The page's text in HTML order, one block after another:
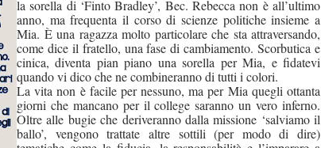
la sorella di ‘Finto Bradley’, Bec. Rebecca non è all’ultimo
anno, ma frequenta il corso di scienze politiche insieme a
Mia. È una ragazza molto particolare che sta attraversando,
come dice il fratello, una fase di cambiamento. Scorbutica e
cinica, diventa pian piano una sorella per Mia, e fidatevi
quando vi dico che ne combineranno di tutti i colori.
La vita non è facile per nessuno, ma per Mia quegli ottanta
giorni che mancano per il college saranno un vero inferno.
Oltre alle bugie che deriveranno dalla missione ‘salviamo il
ballo’, vengono trattate altre sottili (per modo di dire)